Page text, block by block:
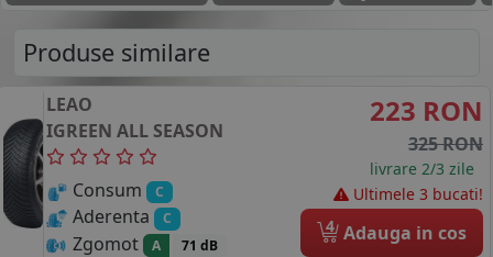
Produse similare
LEAO
IGREEN ALL SEASON
Consum C
Aderenta C
Zgomot A 71 dB
223 RON
325 RON
livrare 2/3 zile
Ultimele 3 bucati!
4 Adauga in cos